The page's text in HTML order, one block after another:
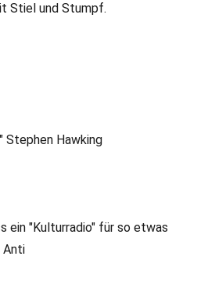
Stiel und Stumpf.
Stephen Hawking
ein "Kulturradio" für so etwas
Anti